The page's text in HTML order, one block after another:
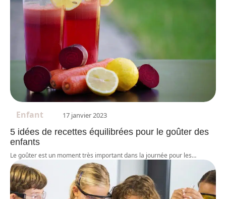
Enfant 17 janvier 2023
5 idées de recettes équilibrées pour le goûter des
enfants
Le goûter est un moment très important dans la journée pour les…